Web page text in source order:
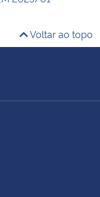
Voltar ao topo